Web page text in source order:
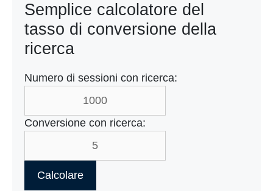
Semplice calcolatore del
tasso di conversione della
ricerca
Numero di sessioni con ricerca:
Conversione con ricerca:
Calcolare